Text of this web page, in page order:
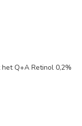
Q+A Retinol 0,2%